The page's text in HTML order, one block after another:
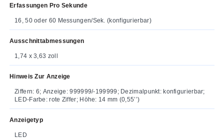
Erfassungen Pro Sekunde
16, 50 oder 60 Messungen/Sek. (konfigurierbar)
Ausschnittabmessungen
1,74 x 3,63 zoll
Hinweis Zur Anzeige
Ziffern: 6; Anzeige: 999999/-199999; Dezimalpunkt: konfigurierbar;
LED-Farbe: rote Ziffer; Höhe: 14 mm (0,55’’)
Anzeigetyp
LED